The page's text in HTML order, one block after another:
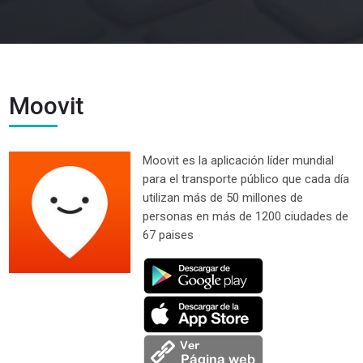
Moovit
Moovit es la aplicación líder mundial
para el transporte público que cada día
utilizan más de 50 millones de
personas en más de 1200 ciudades de
67 paises